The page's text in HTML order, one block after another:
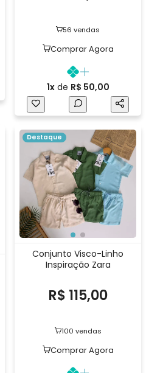
56 vendas
Comprar Agora
1xde R$ 50,00
Destaque
Conjunto Visco-Linho
Inspiração Zara
R$ 115,00
100 vendas
Comprar Agora